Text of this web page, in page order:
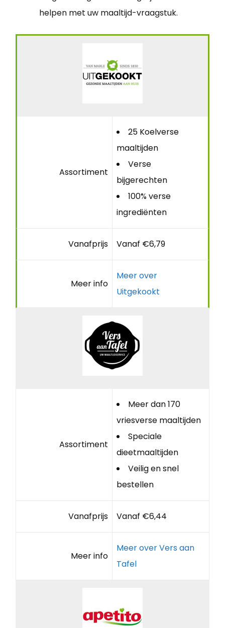
helpen met uw maaltijd-vraagstuk.
Assortiment
25 Koelverse
maaltijden
Verse
bijgerechten
100% verse
ingrediënten
Vanafprijs Vanaf €6,79
Meer info
Meer over
Uitgekookt
Assortiment
Meer dan 170
vriesverse maaltijden
Speciale
dieetmaaltijden
Veilig en snel
bestellen
Vanafprijs Vanaf €6,44
Meer info
Meer over Vers aan
Tafel